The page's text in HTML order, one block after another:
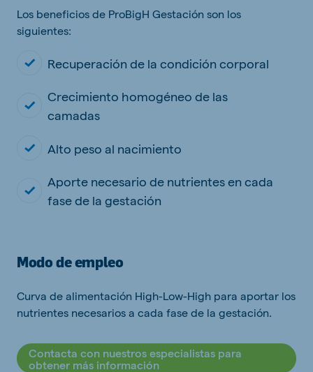
Los beneficios de ProBigH Gestación son los
siguientes:
Recuperación de la condición corporal
Crecimiento homogéneo de las
camadas
Alto peso al nacimiento
Aporte necesario de nutrientes en cada
fase de la gestación
Modo de empleo
Curva de alimentación High-Low-High para aportar los
nutrientes necesarios a cada fase de la gestación.
Contacta con nuestros especialistas para
obtener más información